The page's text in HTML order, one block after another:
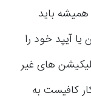
باید
آیپد خود را
های غیر
کافیست به